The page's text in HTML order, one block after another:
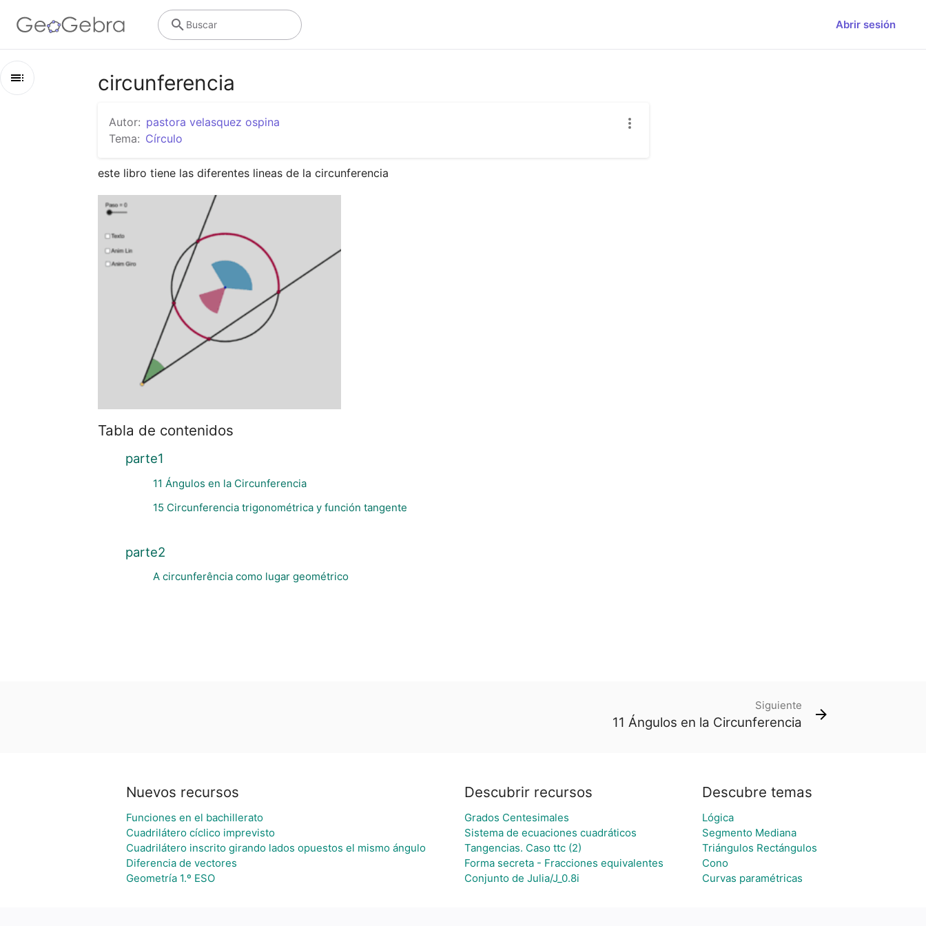
Abrir sesión
Buscar
circunferencia
Autor: pastora velasquez ospina
Tema: Círculo
este libro tiene las diferentes lineas de la circunferencia
Tabla de contenidos
parte1
11 Ángulos en la Circunferencia
15 Circunferencia trigonométrica y función tangente
parte2
A circunferência como lugar geométrico
Siguiente
11 Ángulos en la Circunferencia
Nuevos recursos
Funciones en el bachillerato
Cuadrilátero cíclico imprevisto
Cuadrilátero inscrito girando lados opuestos el mismo ángulo
Diferencia de vectores
Geometría 1.º ESO
Descubrir recursos
Grados Centesimales
Sistema de ecuaciones cuadráticos
Tangencias. Caso ttc (2)
Forma secreta - Fracciones equivalentes
Conjunto de Julia/J_0.8i
Descubre temas
Lógica
Segmento Mediana
Triángulos Rectángulos
Cono
Curvas paramétricas